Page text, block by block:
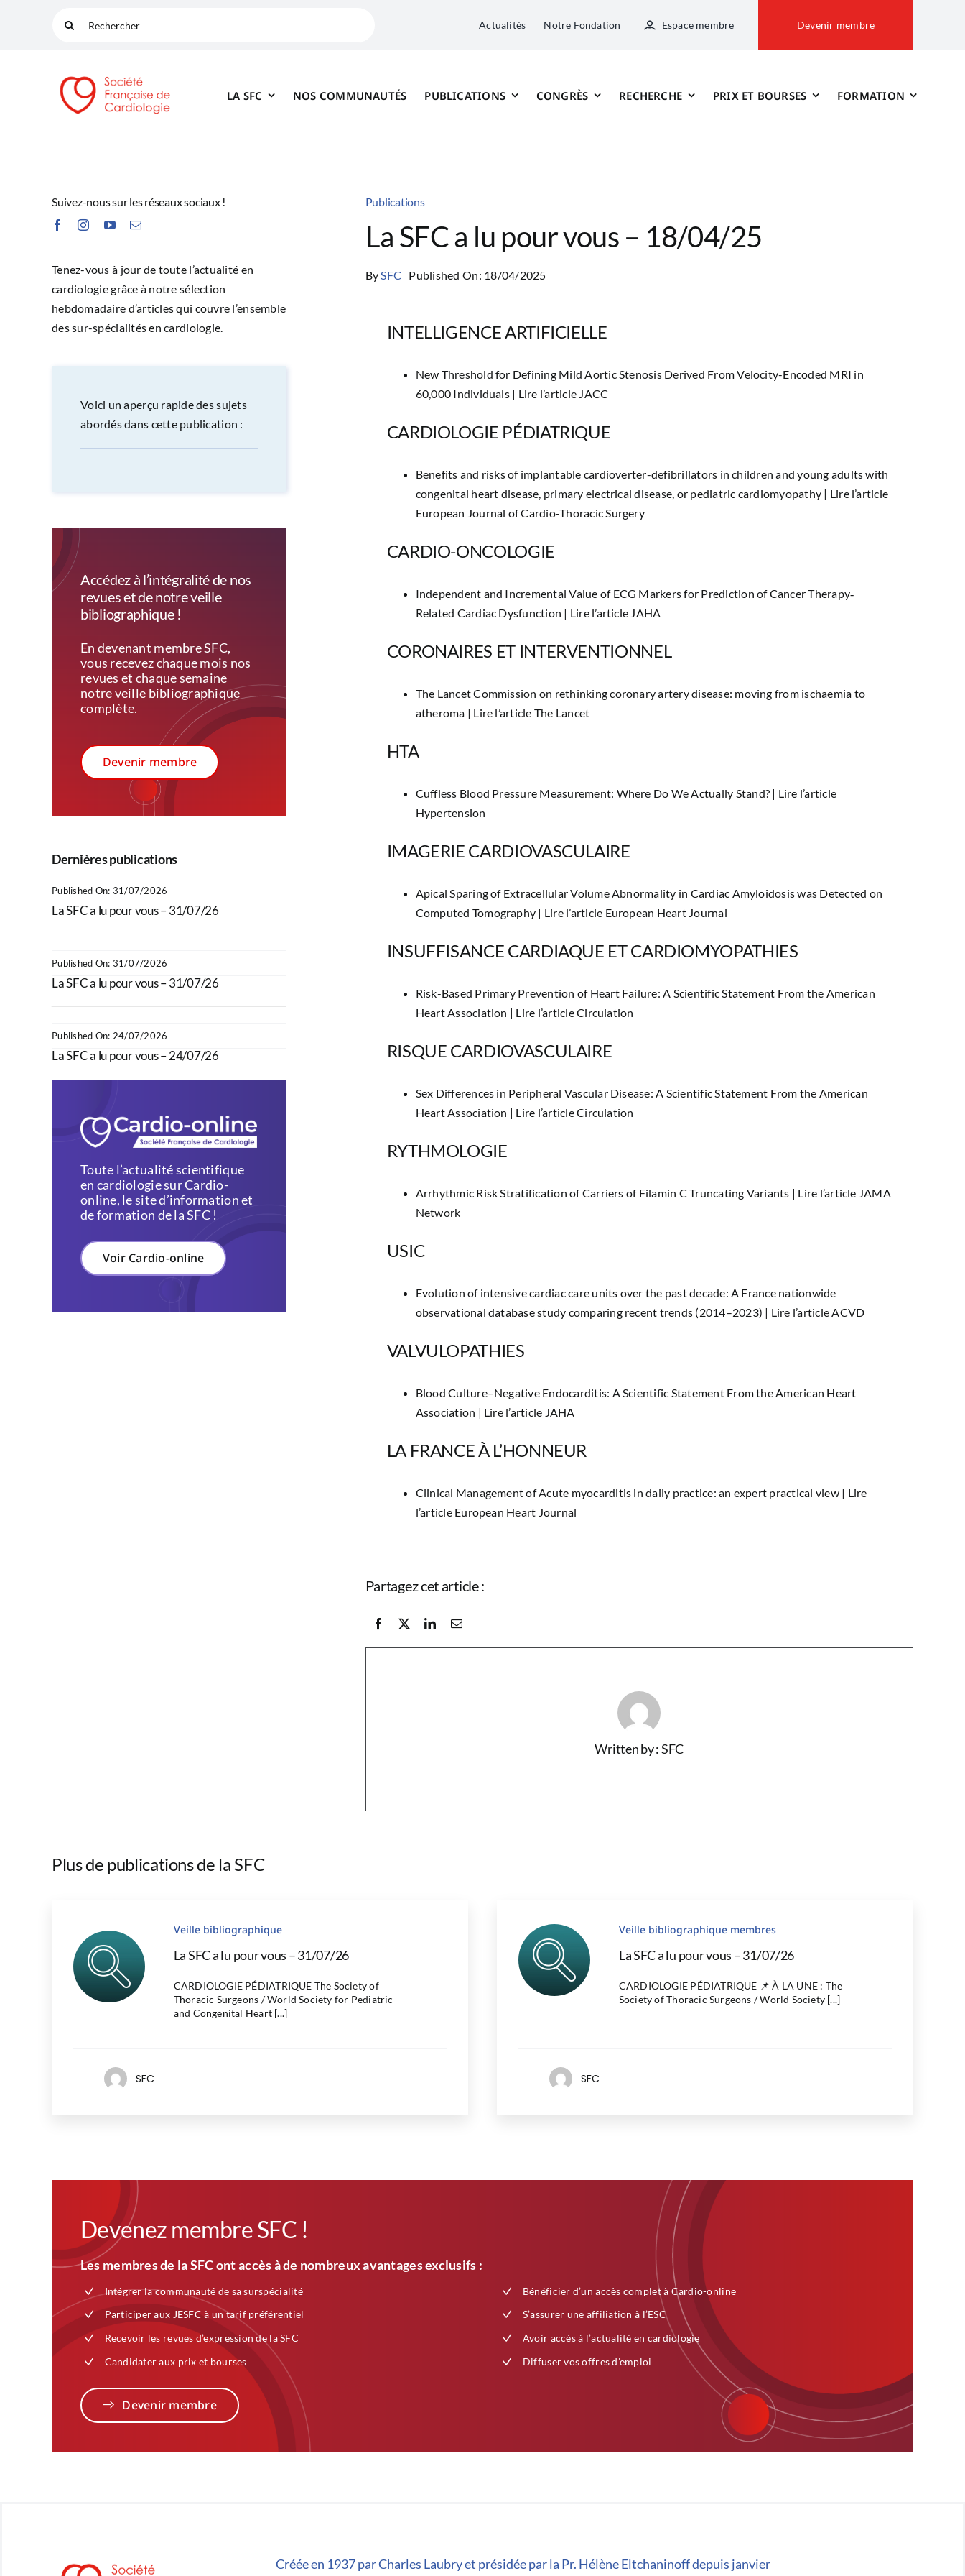
Rechercher: Actualités Notre Fondation Espace membre Devenir membre
LA SFC NOS COMMUNAUTÉS PUBLICATIONS CONGRÈS RECHERCHE PRIX ET BOURSES FORMATION
Suivez-nous sur les réseaux sociaux !
Tenez-vous à jour de toute l’actualité en
cardiologie grâce à notre sélection
hebdomadaire d’articles qui couvre l’ensemble
des sur-spécialités en cardiologie.
Voici un aperçu rapide des sujets
abordés dans cette publication :
Accédez à l’intégralité de nos
revues et de notre veille
bibliographique !
En devenant membre SFC,
vous recevez chaque mois nos
revues et chaque semaine
notre veille bibliographique
complète.
Devenir membre
Dernières publications
Published On: 31/07/2026
La SFC a lu pour vous – 31/07/26
Published On: 31/07/2026
La SFC a lu pour vous – 31/07/26
Published On: 24/07/2026
La SFC a lu pour vous – 24/07/26
Toute l’actualité scientifique
en cardiologie sur Cardio-
online, le site d’information et
de formation de la SFC !
Voir Cardio-online
Publications
La SFC a lu pour vous – 18/04/25
BySFC Published On: 18/04/2025
INTELLIGENCE ARTIFICIELLE
New Threshold for Defining Mild Aortic Stenosis Derived From Velocity-Encoded MRI in
60,000 Individuals | Lire l’article JACC
CARDIOLOGIE PÉDIATRIQUE
Benefits and risks of implantable cardioverter-defibrillators in children and young adults with
congenital heart disease, primary electrical disease, or pediatric cardiomyopathy | Lire l’article
European Journal of Cardio-Thoracic Surgery
CARDIO-ONCOLOGIE
Independent and Incremental Value of ECG Markers for Prediction of Cancer Therapy‐
Related Cardiac Dysfunction | Lire l’article JAHA
CORONAIRES ET INTERVENTIONNEL
The Lancet Commission on rethinking coronary artery disease: moving from ischaemia to
atheroma | Lire l’article The Lancet
HTA
Cuffless Blood Pressure Measurement: Where Do We Actually Stand? | Lire l’article
Hypertension
IMAGERIE CARDIOVASCULAIRE
Apical Sparing of Extracellular Volume Abnormality in Cardiac Amyloidosis was Detected on
Computed Tomography | Lire l’article European Heart Journal
INSUFFISANCE CARDIAQUE ET CARDIOMYOPATHIES
Risk-Based Primary Prevention of Heart Failure: A Scientific Statement From the American
Heart Association | Lire l’article Circulation
RISQUE CARDIOVASCULAIRE
Sex Differences in Peripheral Vascular Disease: A Scientific Statement From the American
Heart Association | Lire l’article Circulation
RYTHMOLOGIE
Arrhythmic Risk Stratification of Carriers of Filamin C Truncating Variants | Lire l’article JAMA
Network
USIC
Evolution of intensive cardiac care units over the past decade: A France nationwide
observational database study comparing recent trends (2014–2023) | Lire l’article ACVD
VALVULOPATHIES
Blood Culture–Negative Endocarditis: A Scientific Statement From the American Heart
Association | Lire l’article JAHA
LA FRANCE À L’HONNEUR
Clinical Management of Acute myocarditis in daily practice: an expert practical view | Lire
l’article European Heart Journal
Partagez cet article :
Written by : SFC
Plus de publications de la SFC
Veille bibliographique
La SFC a lu pour vous – 31/07/26
CARDIOLOGIE PÉDIATRIQUE The Society of
Thoracic Surgeons / World Society for Pediatric
and Congenital Heart [...]
SFC
Veille bibliographique membres
La SFC a lu pour vous – 31/07/26
CARDIOLOGIE PÉDIATRIQUE 📌 À LA UNE : The
Society of Thoracic Surgeons / World Society [...]
SFC
Devenez membre SFC !
Les membres de la SFC ont accès à de nombreux avantages exclusifs :
Intégrer la communauté de sa surspécialité
Participer aux JESFC à un tarif préférentiel
Recevoir les revues d’expression de la SFC
Candidater aux prix et bourses
Bénéficier d’un accès complet à Cardio-online
S’assurer une affiliation à l’ESC
Avoir accès à l’actualité en cardiologie
Diffuser vos offres d’emploi
Devenir membre
Créée en 1937 par Charles Laubry et présidée par la Pr. Hélène Eltchaninoff depuis janvier